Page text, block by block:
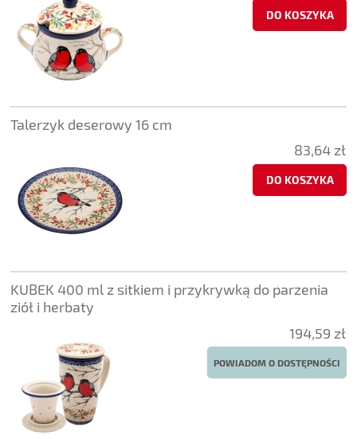
DO KOSZYKA
Talerzyk deserowy 16 cm
83,64 zł
DO KOSZYKA
KUBEK 400 ml z sitkiem i przykrywką do parzenia
ziół i herbaty
194,59 zł
POWIADOM O DOSTĘPNOŚCI